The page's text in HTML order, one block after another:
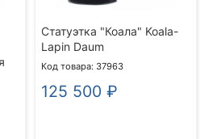
Статуэтка "Коала" Koala-
Lapin Daum
Код товара: 37963
125 500 ₽